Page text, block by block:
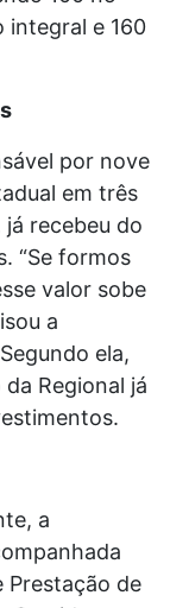
integral e 160
por nove
em três
recebeu do
“Se formos
valor sobe
a
ela,
Regional já
a
Prestação de